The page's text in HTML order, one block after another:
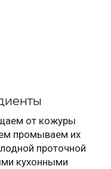
от кожуры
промываем их
проточной
кухонными